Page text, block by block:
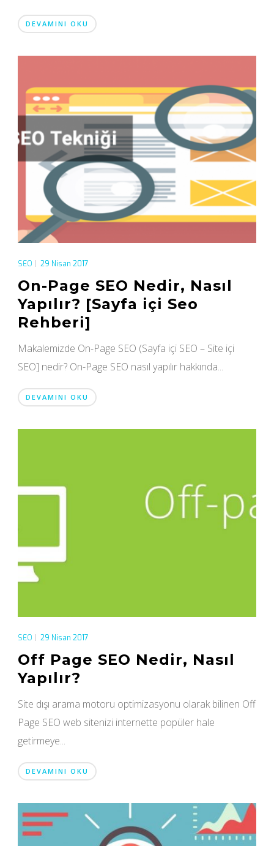
DEVAMINI OKU
SEO 29 Nisan 2017
On-Page SEO Nedir, Nasıl
Yapılır? [Sayfa içi Seo
Rehberi]
Makalemizde On-Page SEO (Sayfa içi SEO – Site içi
SEO] nedir? On-Page SEO nasıl yapılır hakkında...
DEVAMINI OKU
SEO | 29 Nisan 2017
Off Page SEO Nedir, Nasıl
Yapılır?
Site dışı arama motoru optimizasyonu olarak bilinen Off
Page SEO web sitenizi internette popüler hale
getirmeye...
DEVAMINI OKU